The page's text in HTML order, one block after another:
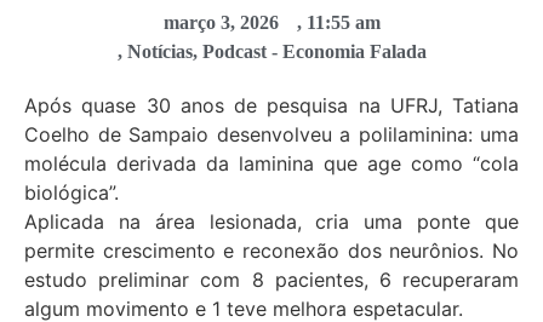
março 3, 2026 , 11:55 am
, Notícias, Podcast - Economia Falada
Após quase 30 anos de pesquisa na UFRJ, Tatiana
Coelho de Sampaio desenvolveu a polilaminina: uma
molécula derivada da laminina que age como “cola
biológica”.
Aplicada na área lesionada, cria uma ponte que
permite crescimento e reconexão dos neurônios. No
estudo preliminar com 8 pacientes, 6 recuperaram
algum movimento e 1 teve melhora espetacular.